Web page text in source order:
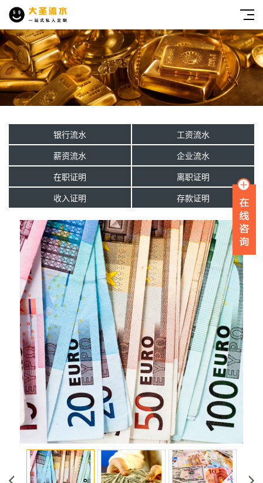
银行流水
工资流水
薪资流水
企业流水
在职证明
离职证明
收入证明
存款证明